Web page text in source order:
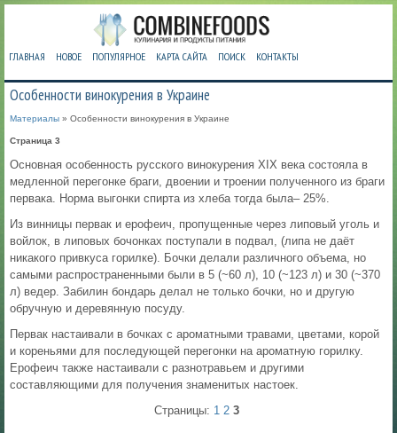
ГЛАВНАЯ НОВОЕ ПОПУЛЯРНОЕ КАРТА САЙТА ПОИСК КОНТАКТЫ
Особенности винокурения в Украине
Материалы » Особенности винокурения в Украине
Страница 3
Основная особенность русского винокурения XIX века состояла в
медленной перегонке браги, двоении и троении полученного из браги
первака. Норма выгонки спирта из хлеба тогда была– 25%.
Из винницы первак и ерофеич, пропущенные через липовый уголь и
войлок, в липовых бочонках поступали в подвал, (липа не даёт
никакого привкуса горилке). Бочки делали различного объема, но
самыми распространенными были в 5 (~60 л), 10 (~123 л) и 30 (~370
л) ведер. Забилин бондарь делал не только бочки, но и другую
обручную и деревянную посуду.
Первак настаивали в бочках с ароматными травами, цветами, корой
и кореньями для последующей перегонки на ароматную горилку.
Ерофеич также настаивали с разнотравьем и другими
составляющими для получения знаменитых настоек.
Страницы: 1 2 3